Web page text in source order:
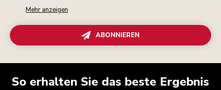
Mehr anzeigen
ABONNIEREN
So erhalten Sie das beste Ergebnis